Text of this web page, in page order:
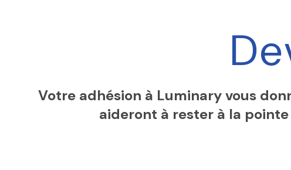
Votre adhésion à Luminary vous
aideront à rester à la